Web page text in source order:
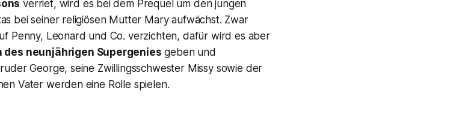
verriet, wird es bei dem Prequel um den jungen
bei seiner religiösen Mutter Mary aufwächst. Zwar
Penny, Leonard und Co. verzichten, dafür wird es aber
des neunjährigen Supergenies geben und
George, seine Zwillingsschwester Missy sowie der
Vater werden eine Rolle spielen.